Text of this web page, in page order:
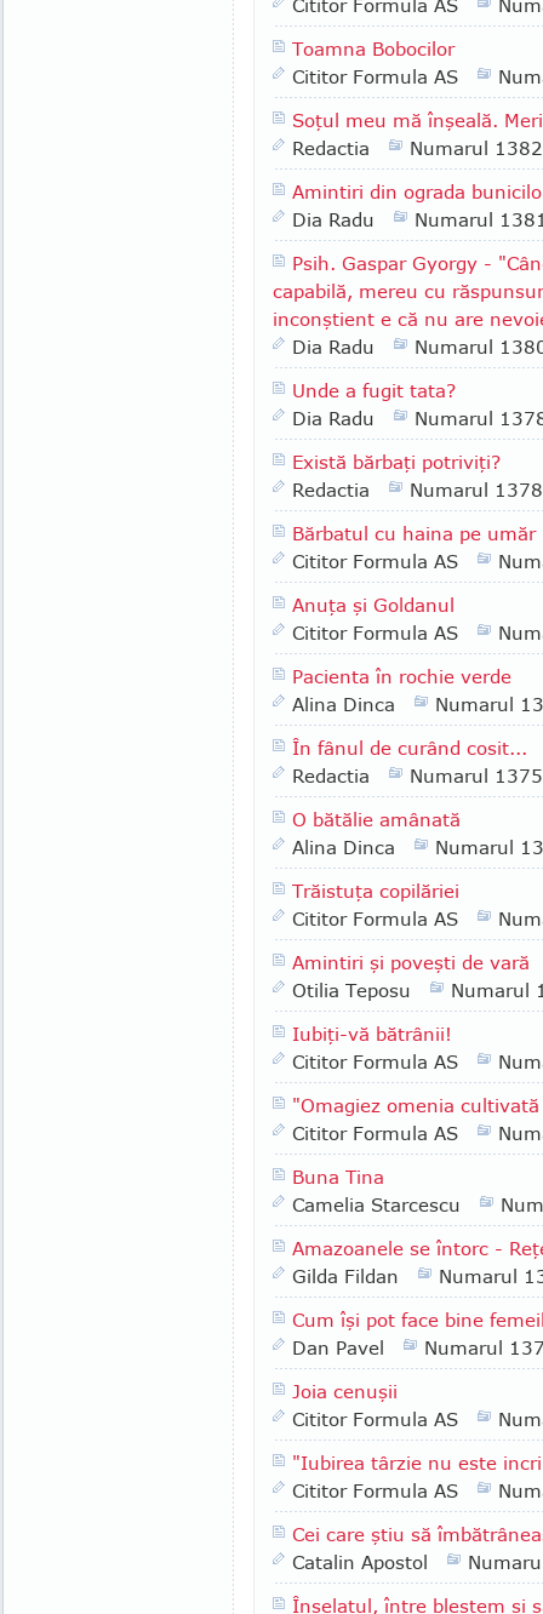
Cititor Formula AS
Toamna Bobocilor
Cititor Formula AS
Soţul meu mă înşeală.
Redactia
Numarul 1382
Amintiri din ograda
Dia Radu
Numarul
Psih. Gaspar Gyorgy -
capabilă, mereu cu
inconştient e că nu are
Dia Radu
Numarul
Unde a fugit tata?
Dia Radu
Numarul
Există bărbaţi potriviţi?
Redactia
Numarul 1378
Bărbatul cu haina pe umăr
Cititor Formula AS
Anuţa şi Goldanul
Cititor Formula AS
Pacienta în rochie verde
Alina Dinca
Numarul
În fânul de curând cosit...
Redactia
Numarul 1375
O bătălie amânată
Alina Dinca
Numarul
Trăistuţa copilăriei
Cititor Formula AS
Amintiri şi poveşti de vară
Otilia Teposu
Numarul
Iubiţi-vă bătrânii!
Cititor Formula AS
"Omagiez omenia
Cititor Formula AS
Buna Tina
Camelia Starcescu
Amazoanele se întorc -
Gilda Fildan
Numarul
Cum îşi pot face bine
Dan Pavel
Numarul
Joia cenuşii
Cititor Formula AS
"Iubirea târzie nu este
Cititor Formula AS
Cei care ştiu să
Catalin Apostol
Înşelatul, între blestem şi